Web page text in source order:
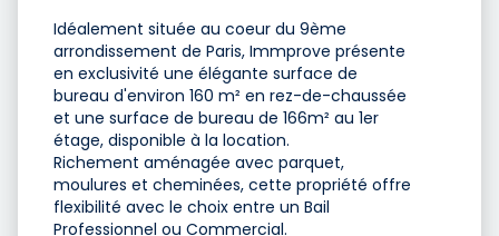
Idéalement située au coeur du 9ème
arrondissement de Paris, Immprove présente
en exclusivité une élégante surface de
bureau d'environ 160 m² en rez-de-chaussée
et une surface de bureau de 166m² au 1er
étage, disponible à la location.
Richement aménagée avec parquet,
moulures et cheminées, cette propriété offre
flexibilité avec le choix entre un Bail
Professionnel ou Commercial.